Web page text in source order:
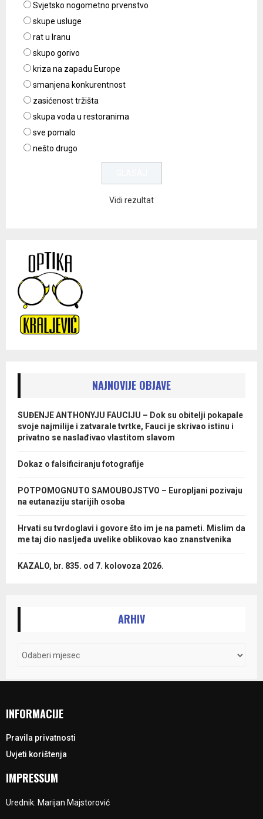
Svjetsko nogometno prvenstvo
skupe usluge
rat u Iranu
skupo gorivo
kriza na zapadu Europe
smanjena konkurentnost
zasićenost tržišta
skupa voda u restoranima
sve pomalo
nešto drugo
Vidi rezultat
NAJNOVIJE OBJAVE
SUĐENJE ANTHONYJU FAUCIJU – Dok su obitelji pokapale
svoje najmilije i zatvarale tvrtke, Fauci je skrivao istinu i
privatno se naslađivao vlastitom slavom
Dokaz o falsificiranju fotografije
POTPOMOGNUTO SAMOUBOJSTVO – Europljani pozivaju
na eutanaziju starijih osoba
Hrvati su tvrdoglavi i govore što im je na pameti. Mislim da
me taj dio nasljeđa uvelike oblikovao kao znanstvenika
KAZALO, br. 835. od 7. kolovoza 2026.
ARHIV
INFORMACIJE
Pravila privatnosti
Uvjeti korištenja
IMPRESSUM
Urednik: Marijan Majstorović